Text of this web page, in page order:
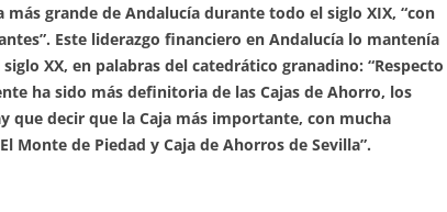
más grande de Andalucía durante todo el siglo XIX, “con
Este liderazgo financiero en Andalucía lo mantenía
XX, en palabras del catedrático granadino: “Respecto
ha sido más definitoria de las Cajas de Ahorro, los
que decir que la Caja más importante, con mucha
Monte de Piedad y Caja de Ahorros de Sevilla”.